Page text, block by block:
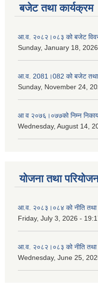
बजेट तथा कार्यक्रम
आ.व. २०८२।०८३ को बजेट
Sunday, January 18,
आ.व. 2081।082 को बजेट तथा
Sunday, November 24,
आ‌ व २०७६।०७७को निम्न
Wednesday, August 14,
योजना तथा
आ.व. २०८३।०८४ को नीति तथा
Friday, July 3, 2026 -
आ.व. २०८२।०८३ को नीति तथा
Wednesday, June 25,